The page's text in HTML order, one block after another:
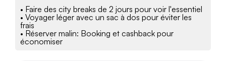
• Faire des city breaks de 2 jours pour voir l'essentiel
• Voyager léger avec un sac à dos pour éviter les
frais
• Réserver malin: Booking et cashback pour
économiser